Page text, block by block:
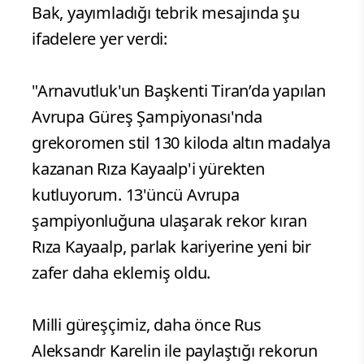
Bak, yayımladığı tebrik mesajında şu
ifadelere yer verdi:
"Arnavutluk'un Başkenti Tiran’da yapılan
Avrupa Güreş Şampiyonası'nda
grekoromen stil 130 kiloda altın madalya
kazanan Rıza Kayaalp'i yürekten
kutluyorum. 13'üncü Avrupa
şampiyonluğuna ulaşarak rekor kıran
Rıza Kayaalp, parlak kariyerine yeni bir
zafer daha eklemiş oldu.
Milli güreşçimiz, daha önce Rus
Aleksandr Karelin ile paylaştığı rekorun